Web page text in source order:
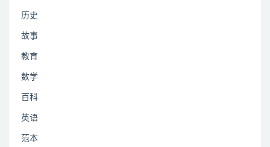
历史
故事
教育
数学
百科
英语
范本